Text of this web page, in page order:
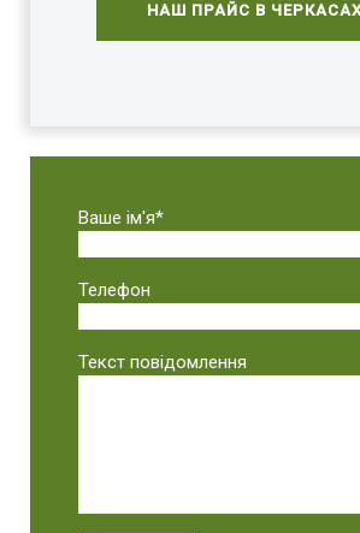
НАШ ПРАЙС В
Ваше ім'я*
Телефон
Текст повідомлення